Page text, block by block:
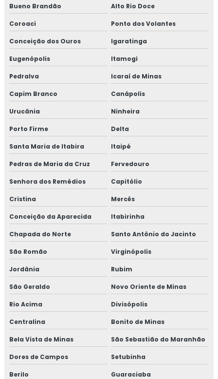
Bueno Brandão Alto Rio Doce
Coroaci Ponto dos Volantes
Conceição dos Ouros Igaratinga
Eugenópolis Itamogi
Pedralva Icaraí de Minas
Capim Branco Canápolis
Urucânia Ninheira
Porto Firme Delta
Santa Maria de Itabira Itaipé
Pedras de Maria da Cruz Fervedouro
Senhora dos Remédios Capitólio
Cristina Mercês
Conceição da Aparecida Itabirinha
Chapada do Norte Santo Antônio do Jacinto
São Romão Virginópolis
Jordânia Rubim
São Geraldo Novo Oriente de Minas
Rio Acima Divisópolis
Centralina Bonito de Minas
Bela Vista de Minas São Sebastião do Maranhão
Dores de Campos Setubinha
Berilo Guaraciaba